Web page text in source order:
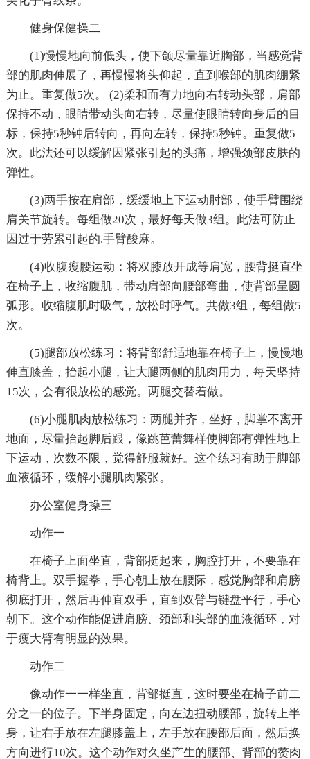
健身保健操二
(1)慢慢地向前低头，使下颌尽量靠近胸部，当感觉背
部的肌肉伸展了，再慢慢将头仰起，直到喉部的肌肉绷紧
为止。重复做5次。 (2)柔和而有力地向右转动头部，肩部
保持不动，眼睛带动头向右转，尽量使眼睛转向身后的目
标，保持5秒钟后转向，再向左转，保持5秒钟。重复做5
次。此法还可以缓解因紧张引起的头痛，增强颈部皮肤的
弹性。
(3)两手按在肩部，缓缓地上下运动肘部，使手臂围绕
肩关节旋转。每组做20次，最好每天做3组。此法可防止
因过于劳累引起的.手臂酸麻。
(4)收腹瘦腰运动：将双膝放开成等肩宽，腰背挺直坐
在椅子上，收缩腹肌，带动肩部向腰部弯曲，使背部呈圆
弧形。收缩腹肌时吸气，放松时呼气。共做3组，每组做5
次。
(5)腿部放松练习：将背部舒适地靠在椅子上，慢慢地
伸直膝盖，抬起小腿，让大腿两侧的肌肉用力，每天坚持
15次，会有很放松的感觉。两腿交替着做。
(6)小腿肌肉放松练习：两腿并齐，坐好，脚掌不离开
地面，尽量抬起脚后跟，像跳芭蕾舞样使脚部有弹性地上
下运动，次数不限，觉得舒服就好。这个练习有助于脚部
血液循环，缓解小腿肌肉紧张。
办公室健身操三
动作一
在椅子上面坐直，背部挺起来，胸腔打开，不要靠在
椅背上。双手握拳，手心朝上放在腰际，感觉胸部和肩膀
彻底打开，然后再伸直双手，直到双臂与键盘平行，手心
朝下。这个动作能促进肩膀、颈部和头部的血液循环，对
于瘦大臂有明显的效果。
动作二
像动作一一样坐直，背部挺直，这时要坐在椅子前二
分之一的位子。下半身固定，向左边扭动腰部，旋转上半
身，让右手放在左腿膝盖上，左手放在腰部后面，然后换
方向进行10次。这个动作对久坐产生的腰部、背部的赘肉